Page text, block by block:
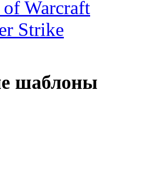
Warcraft
Strike
шаблоны